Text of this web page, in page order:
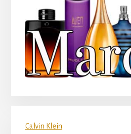
Calvin Klein